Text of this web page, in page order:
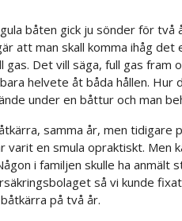
gula båten gick ju sönder för
att man skall komma ihåg
gas. Det vill säga, full gas fram
helvete åt båda hållen. Hur
under en båttur och man
samma år, men tidigare
varit en smula opraktiskt. Men
i familjen skulle ha
så vi kunde
på två år.